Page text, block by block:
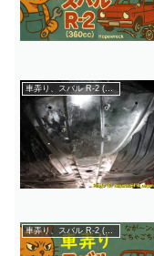
車弄り、スバル R-2 (360cc)
車弄り、スバル R-2 (360cc)